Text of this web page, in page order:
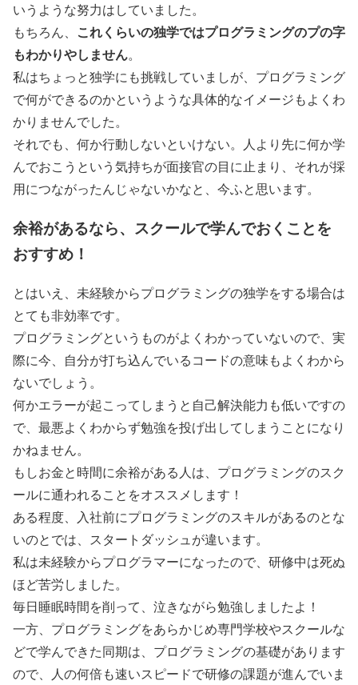
いうような努力はしていました。
もちろん、 これくらいの独学ではプログラミングのプの字
もわかりやしません。
私はちょっと独学にも挑戦していましが、プログラミング
で何ができるのかというような具体的なイメージもよくわ
かりませんでした。
それでも、何か行動しないといけない。人より先に何か学
んでおこうという気持ちが面接官の目に止まり、それが採
用につながったんじゃないかなと、今ふと思います。
余裕があるなら、スクールで学んでおくことを
おすすめ！
とはいえ、未経験からプログラミングの独学をする場合は
とても非効率です。
プログラミングというものがよくわかっていないので、実
際に今、自分が打ち込んでいるコードの意味もよくわから
ないでしょう。
何かエラーが起こってしまうと自己解決能力も低いですの
で、最悪よくわからず勉強を投げ出してしまうことになり
かねません。
もしお金と時間に余裕がある人は、プログラミングのスク
ールに通われることをオススメします！
ある程度、入社前にプログラミングのスキルがあるのとな
いのとでは、スタートダッシュが違います。
私は未経験からプログラマーになったので、研修中は死ぬ
ほど苦労しました。
毎日睡眠時間を削って、泣きながら勉強しましたよ！
一方、プログラミングをあらかじめ専門学校やスクールな
どで学んできた同期は、プログラミングの基礎があります
ので、人の何倍も速いスピードで研修の課題が進んでいま